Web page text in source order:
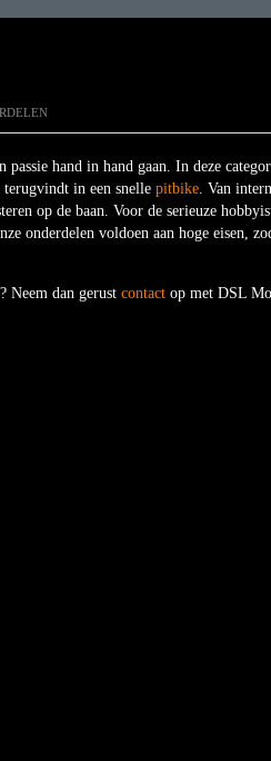
hand in hand gaan. In deze
in een snelle pitbike. Van
op de baan. Voor de serieuze
onderdelen voldoen aan hoge eisen,
Neem dan gerust contact op met DSL